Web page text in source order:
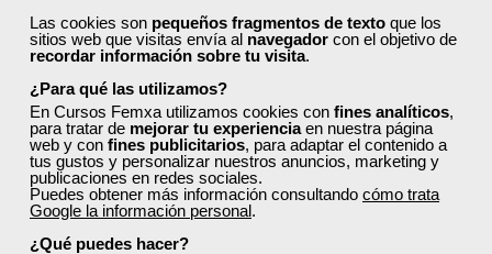
Las cookies son pequeños fragmentos de texto que los
sitios web que visitas envía al navegador con el objetivo de
recordar información sobre tu visita.
¿Para qué las utilizamos?
En Cursos Femxa utilizamos cookies con fines analíticos,
para tratar de mejorar tu experienciaen nuestra página
web y con fines publicitarios, para adaptar el contenido a
tus gustos y personalizar nuestros anuncios, marketing y
publicaciones en redes sociales.
Puedes obtener más información consultando cómo trata
Google la información personal.
¿Qué puedes hacer?
Newsletter
Si, quiero recibir información sobre cursos, ofertas
exclusivas y recursos para el aprendizaje.
Términos y condiciones
He leído y acepto la Política de Privacidad
Registrarse